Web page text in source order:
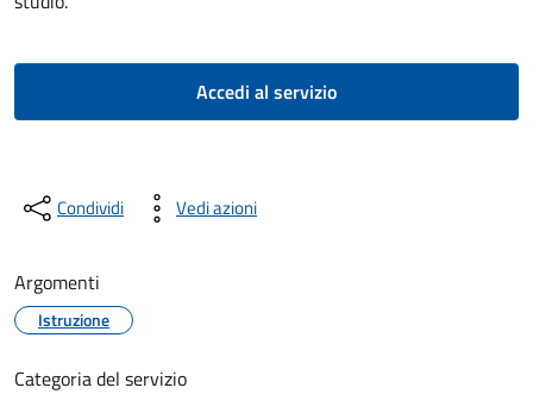
Accedi al servizio
Condividi Vedi azioni
Argomenti
Istruzione
Categoria del servizio